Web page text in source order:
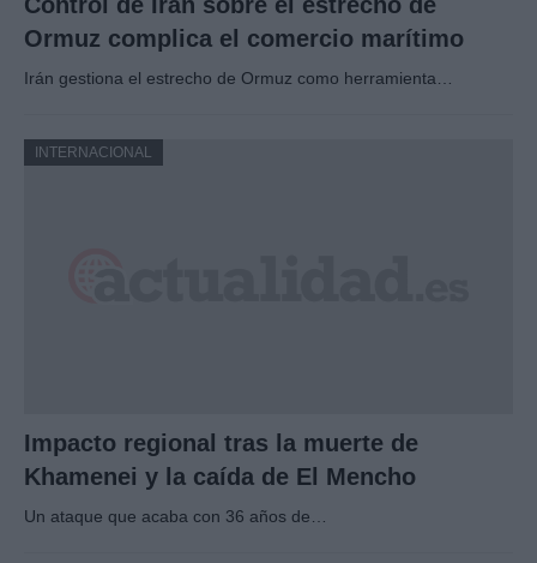
Ormuz complica el comercio marítimo
Irán gestiona el estrecho de Ormuz como herramienta…
INTERNACIONAL
Impacto regional tras la muerte de
Khamenei y la caída de El Mencho
Un ataque que acaba con 36 años de…